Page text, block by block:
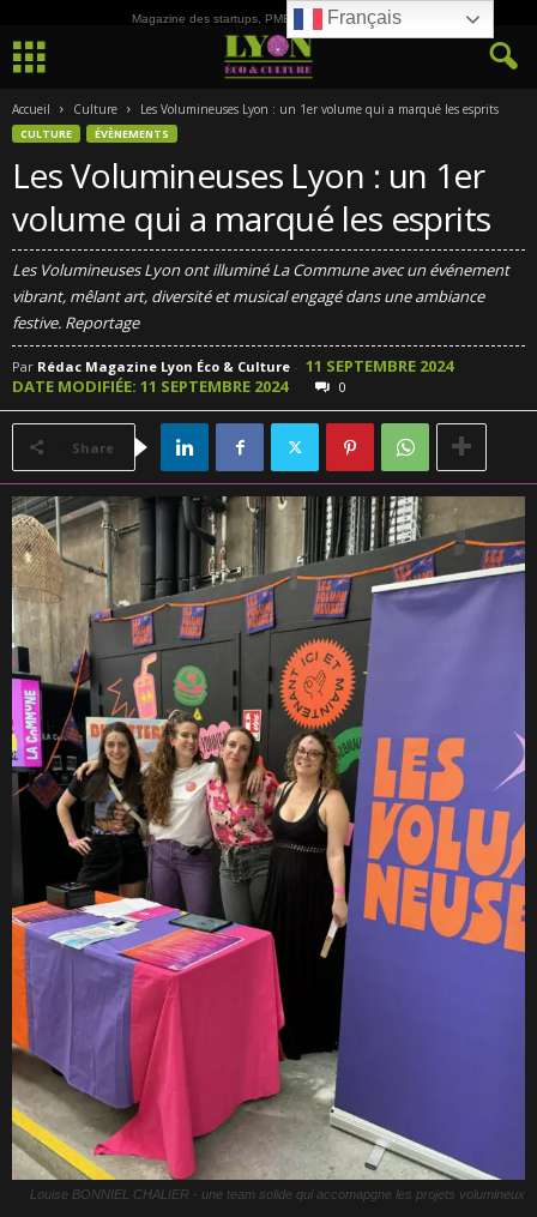
Magazine des startups, PME, ETI et de la Culture
Accueil Culture Les Volumineuses Lyon : un 1er volume qui a marqué les esprits
CULTURE ÉVÈNEMENTS
Les Volumineuses Lyon : un 1er
volume qui a marqué les esprits
Les Volumineuses Lyon ont illuminé La Commune avec un événement
vibrant, mêlant art, diversité et musical engagé dans une ambiance
festive. Reportage
Par Rédac Magazine Lyon Éco & Culture - 11 SEPTEMBRE 2024
DATE MODIFIÉE: 11 SEPTEMBRE 2024
0
Share
Louise BONNIEL CHALIER - une team solide qui accomapgne les projets volumineux
Français